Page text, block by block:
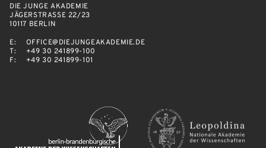
DIE JUNGE AKADEMIE
JÄGERSTRASSE 22/23
10117 BERLIN
E:
OFFICE@DIEJUNGEAKADEMIE.DE
T:
+49 30 241899-100
F:
+49 30 241899-101